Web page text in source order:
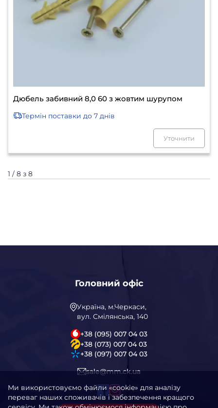
Дюбель забивний 8,0 60 з жовтим шурупом
Термін поставки до 7 днів
Уточнити
1 / 8 з 8
Головний офіс
Україна, м.Черкаси,
вул. Смілянська, 140
+38 (095) 007 04 03
+38 (073) 007 04 03
+38 (097) 007 04 03
sale@mm.ck.ua
Ми використовуємо файли «cookie» для аналізу
переваг наших споживачів і забезпечення кращого